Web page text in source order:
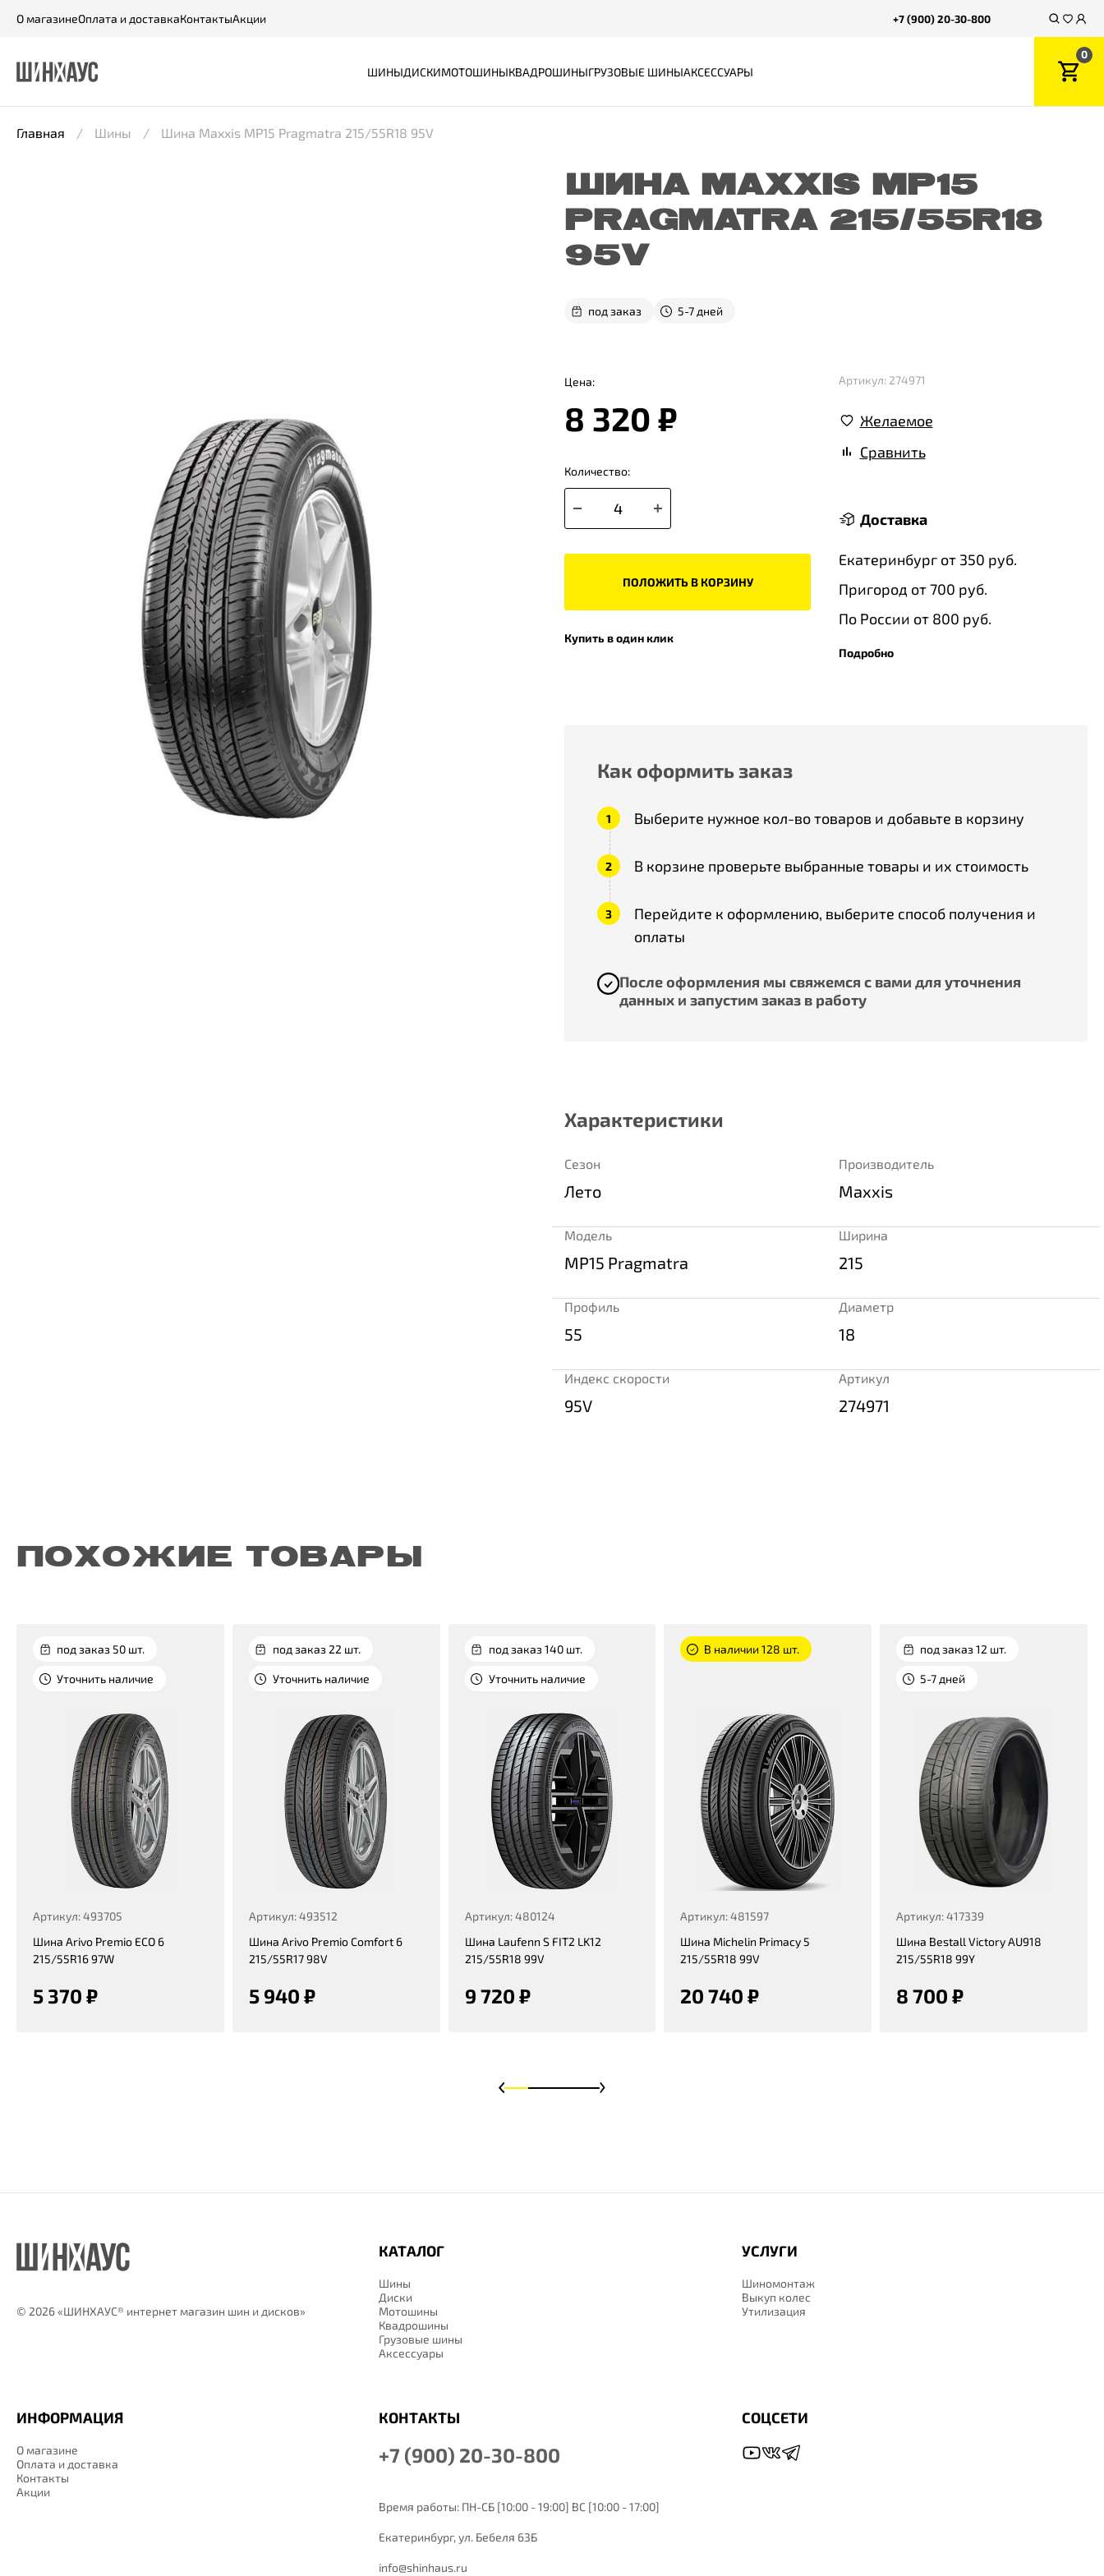
О магазинеОплата и доставкаКонтактыАкции +7 (900) 20-30-800
ШИНЫДИСКИМОТОШИНЫКВАДРОШИНЫГРУЗОВЫЕ ШИНЫАКСЕССУАРЫ
0
Главная Шины Шина Maxxis MP15 Pragmatra 215/55R18 95V
ШИНА MAXXIS MP15
PRAGMATRA 215/55R18
95V
под заказ 5-7 дней
Цена:
8 320 ₽
Количество:
ПОЛОЖИТЬ В КОРЗИНУ
Купить в один клик
Артикул: 274971
Желаемое
Сравнить
Доставка
Екатеринбург от 350 руб.
Пригород от 700 руб.
По России от 800 руб.
Подробно
Как оформить заказ
Выберите нужное кол-во товаров и добавьте в корзину
В корзине проверьте выбранные товары и их стоимость
Перейдите к оформлению, выберите способ получения и
оплаты
После оформления мы свяжемся с вами для уточнения
данных и запустим заказ в работу
Характеристики
Сезон
Лето
Производитель
Maxxis
Модель
MP15 Pragmatra
Ширина
215
Профиль
55
Диаметр
18
Индекс скорости
95V
Артикул
274971
ПОХОЖИЕ ТОВАРЫ
под заказ 50 шт.
Уточнить наличие
Артикул: 493705
Шина Arivo Premio ECO 6
215/55R16 97W
5 370 ₽
под заказ 22 шт.
Уточнить наличие
Артикул: 493512
Шина Arivo Premio Comfort 6
215/55R17 98V
5 940 ₽
под заказ 140 шт.
Уточнить наличие
Артикул: 480124
Шина Laufenn S FIT2 LK12
215/55R18 99V
9 720 ₽
В наличии 128 шт.
Артикул: 481597
Шина Michelin Primacy 5
215/55R18 99V
20 740 ₽
под заказ 12 шт.
5-7 дней
Артикул: 417339
Шина Bestall Victory AU918
215/55R18 99Y
8 700 ₽
© 2026 «ШИНХАУС® интернет магазин шин и дисков»
КАТАЛОГ
Шины
Диски
Мотошины
Квадрошины
Грузовые шины
Аксессуары
ИНФОРМАЦИЯ
О магазине
Оплата и доставка
Контакты
Акции
УСЛУГИ
Шиномонтаж
Выкуп колес
Утилизация
КОНТАКТЫ
+7 (900) 20-30-800
Время работы: ПН-СБ [10:00 - 19:00] ВС [10:00 - 17:00]
Екатеринбург,ул. Бебеля 63Б
info@shinhaus.ru
СОЦСЕТИ